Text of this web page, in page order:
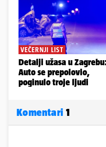
Komentari 1